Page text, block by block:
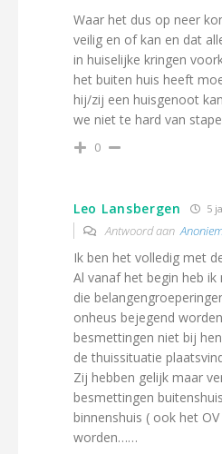
Waar het dus op neer
veilig en of kan en dat
in huiselijke kringen
het buiten huis heeft
hij/zij een huisgenoot
we niet te hard van
0
Leo Lansbergen 5
Antwoord aan
Ik ben het volledig met
Al vanaf het begin heb
die
onheus bejegend
besmettingen niet bij
de thuissituatie
Zij hebben gelijk maar
besmettingen
binnenshuis ( ook het
worden……